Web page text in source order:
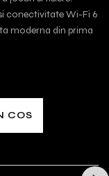
conectivitate Wi-Fi 6
moderna din prima
COS